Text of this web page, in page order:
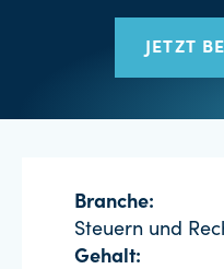
JETZT
Branche:
Steuern und
Gehalt: